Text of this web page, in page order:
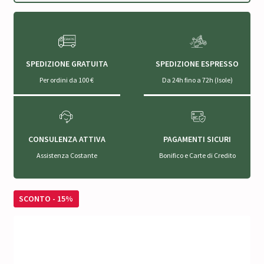
SPEDIZIONE GRATUITA
Per ordini da 100 €
SPEDIZIONE ESPRESSO
Da 24h fino a 72h (Isole)
CONSULENZA ATTIVA
Assistenza Costante
PAGAMENTI SICURI
Bonifico e Carte di Credito
SCONTO - 15%